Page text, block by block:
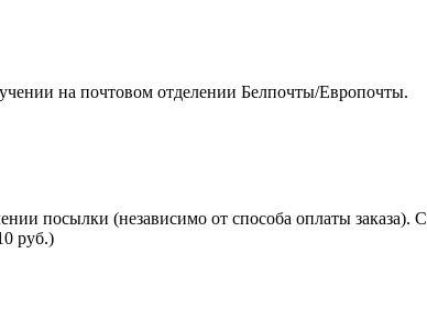
на почтовом отделении Белпочты/Европочты.
посылки (независимо от способа оплаты заказа).
руб.)